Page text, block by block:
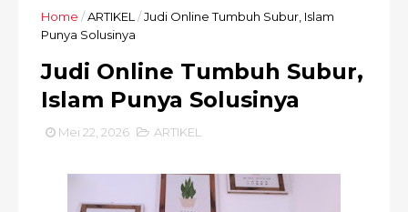
Home /ARTIKEL /Judi Online Tumbuh Subur, Islam
Punya Solusinya
Judi Online Tumbuh Subur,
Islam Punya Solusinya
Mei 22, 2026 ARTIKEL